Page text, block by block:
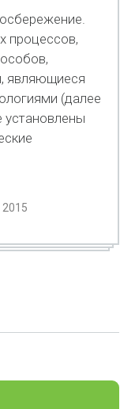
процессов,
являющиеся
(далее